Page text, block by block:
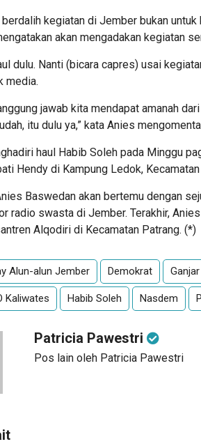
kegiatan di Jember bukan
akan mengadakan kegiatan
dulu. Nanti (bicara capres) usai
media.
jawab kita mendapat amanah
itu dulu ya,” kata Anies
haul Habib Soleh pada Minggu
Hendy di Kampung Ledok,
Baswedan akan bertemu dengan
radio swasta di Jember. Terakhir,
Alqodiri di Kecamatan Patrang. (*)
Alun-alun Jember Demokrat
Kaliwates Habib Soleh Nasdem
Patricia Pawestri
Pos lain oleh Patricia Pawestri